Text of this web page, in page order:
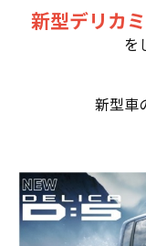
新型デリカ
を
新型車